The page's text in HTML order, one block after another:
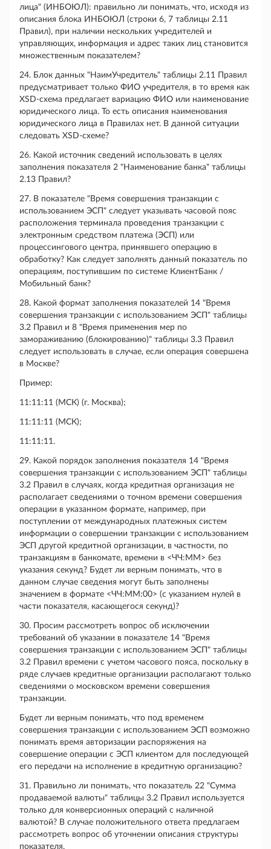
лица" (ИНБОЮЛ): правильно ли понимать, что, исходя из
описания блока ИНБОЮЛ (строки 6, 7 таблицы 2.11
Правил), при наличии нескольких учредителей и
управляющих, информация и адрес таких лиц становится
множественным показателем?
24. Блок данных "НаимУчредитель" таблицы 2.11 Правил
предусматривает только ФИО учредителя, в то время как
XSD-схема предлагает вариацию ФИО или наименование
юридического лица. То есть описания наименования
юридического лица в Правилах нет. В данной ситуации
следовать XSD-схеме?
26. Какой источник сведений использовать в целях
заполнения показателя 2 "Наименование банка" таблицы
2.13 Правил?
27. В показателе "Время совершения транзакции с
использованием ЭСП" следует указывать часовой пояс
расположения терминала проведения транзакции с
электронным средством платежа (ЭСП) или
процессингового центра, принявшего операцию в
обработку? Как следует заполнять данный показатель по
операциям, поступившим по системе КлиентБанк /
Мобильный банк?
28. Какой формат заполнения показателей 14 "Время
совершения транзакции с использованием ЭСП" таблицы
3.2 Правил и 8 "Время применения мер по
замораживанию (блокированию)" таблицы 3.3 Правил
следует использовать в случае, если операция совершена
в Москве?
Пример:
11:11:11 (МСК) (г. Москва);
11:11:11 (МСК);
11:11:11.
29. Какой порядок заполнения показателя 14 "Время
совершения транзакции с использованием ЭСП" таблицы
3.2 Правил в случаях, когда кредитная организация не
располагает сведениями о точном времени совершения
операции в указанном формате, например, при
поступлении от международных платежных систем
информации о совершении транзакции с использованием
ЭСП другой кредитной организации, в частности, по
транзакциям в банкомате, времени в <ЧЧ:ММ> без
указания секунд? Будет ли верным понимать, что в
данном случае сведения могут быть заполнены
значением в формате <ЧЧ:ММ:00> (с указанием нулей в
части показателя, касающегося секунд)?
30. Просим рассмотреть вопрос об исключении
требований об указании в показателе 14 "Время
совершения транзакции с использованием ЭСП" таблицы
3.2 Правил времени с учетом часового пояса, поскольку в
ряде случаев кредитные организации располагают только
сведениями о московском времени совершения
транзакции.
Будет ли верным понимать, что под временем
совершения транзакции с использованием ЭСП возможно
понимать время авторизации распоряжения на
совершение операции с ЭСП клиентом для последующей
его передачи на исполнение в кредитную организацию?
31. Правильно ли понимать, что показатель 22 "Сумма
продаваемой валюты" таблицы 3.2 Правил используется
только для конверсионных операций с наличной
валютой? В случае положительного ответа предлагаем
рассмотреть вопрос об уточнении описания структуры
показателя.